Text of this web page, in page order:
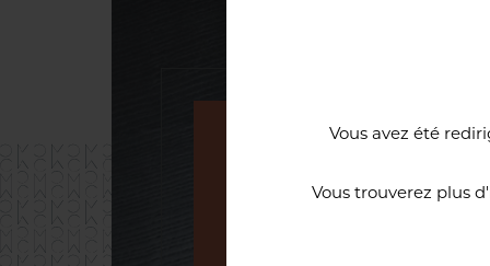
Vous avez été
Vous trouverez plus
Une cave à